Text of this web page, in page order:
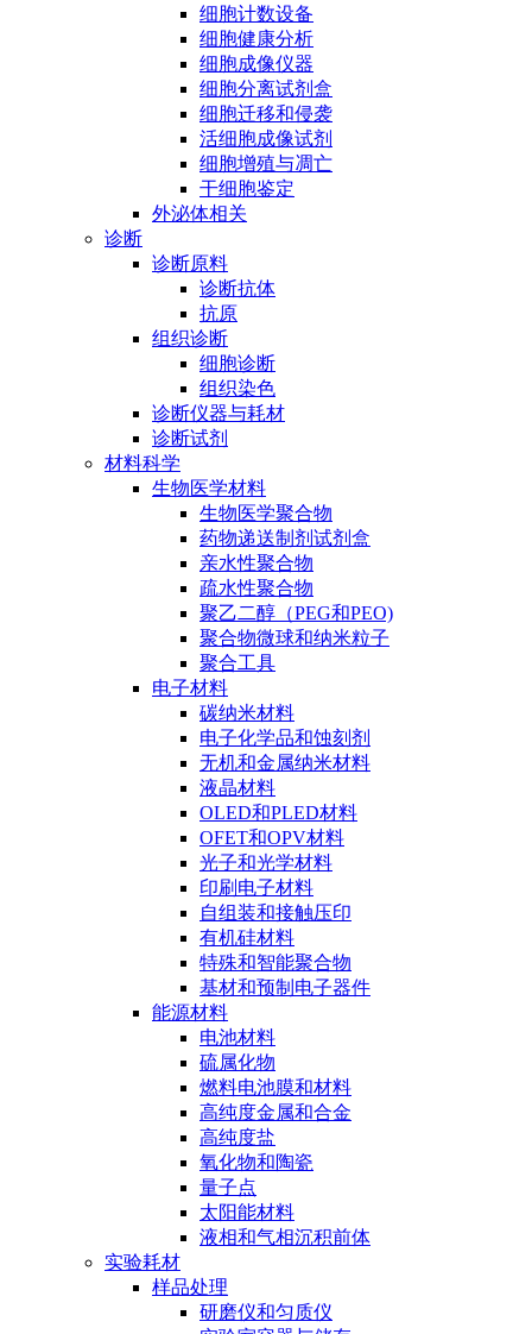
细胞计数设备
细胞健康分析
细胞成像仪器
细胞分离试剂盒
细胞迁移和侵袭
活细胞成像试剂
细胞增殖与凋亡
干细胞鉴定
外泌体相关
诊断
诊断原料
诊断抗体
抗原
组织诊断
细胞诊断
组织染色
诊断仪器与耗材
诊断试剂
材料科学
生物医学材料
生物医学聚合物
药物递送制剂试剂盒
亲水性聚合物
疏水性聚合物
聚乙二醇（PEG和PEO)
聚合物微球和纳米粒子
聚合工具
电子材料
碳纳米材料
电子化学品和蚀刻剂
无机和金属纳米材料
液晶材料
OLED和PLED材料
OFET和OPV材料
光子和光学材料
印刷电子材料
自组装和接触压印
有机硅材料
特殊和智能聚合物
基材和预制电子器件
能源材料
电池材料
硫属化物
燃料电池膜和材料
高纯度金属和合金
高纯度盐
氧化物和陶瓷
量子点
太阳能材料
液相和气相沉积前体
实验耗材
样品处理
研磨仪和匀质仪